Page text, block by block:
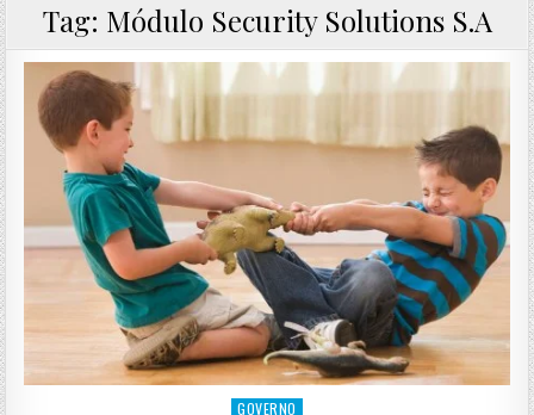
Tag: Módulo Security Solutions S.A
Posted
GOVERNO